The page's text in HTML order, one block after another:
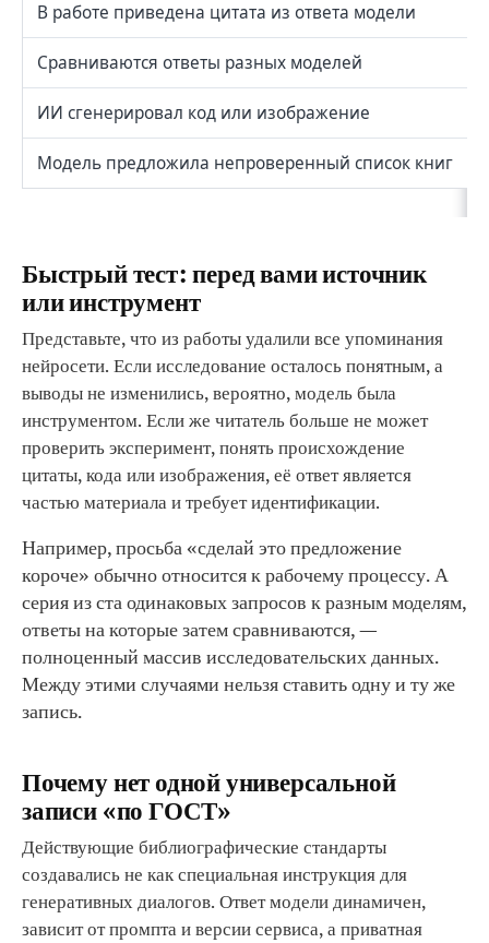
В работе приведена цитата из ответа модели
Сравниваются ответы разных моделей
ИИ сгенерировал код или изображение
Модель предложила непроверенный список книг
Быстрый тест: перед вами источник
или инструмент
Представьте, что из работы удалили все упоминания
нейросети. Если исследование осталось понятным, а
выводы не изменились, вероятно, модель была
инструментом. Если же читатель больше не может
проверить эксперимент, понять происхождение
цитаты, кода или изображения, её ответ является
частью материала и требует идентификации.
Например, просьба «сделай это предложение
короче» обычно относится к рабочему процессу. А
серия из ста одинаковых запросов к разным моделям,
ответы на которые затем сравниваются, —
полноценный массив исследовательских данных.
Между этими случаями нельзя ставить одну и ту же
запись.
Почему нет одной универсальной
записи «по ГОСТ»
Действующие библиографические стандарты
создавались не как специальная инструкция для
генеративных диалогов. Ответ модели динамичен,
зависит от промпта и версии сервиса, а приватная